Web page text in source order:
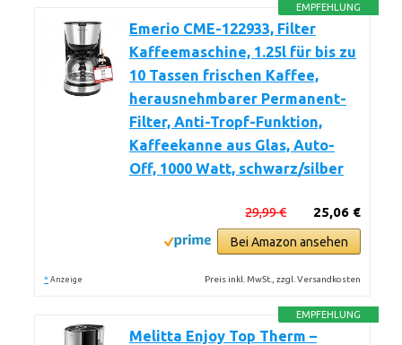
EMPFEHLUNG
Emerio CME-122933, Filter
Kaffeemaschine, 1.25l für bis zu
10 Tassen frischen Kaffee,
herausnehmbarer Permanent-
Filter, Anti-Tropf-Funktion,
Kaffeekanne aus Glas, Auto-
Off, 1000 Watt, schwarz/silber
25,06 €
29,99 €
Bei Amazon ansehen
* Anzeige Preis inkl. MwSt., zzgl. Versandkosten
EMPFEHLUNG
Melitta Enjoy Top Therm –